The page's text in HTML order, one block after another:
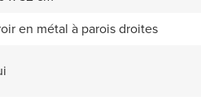
en métal à parois droites